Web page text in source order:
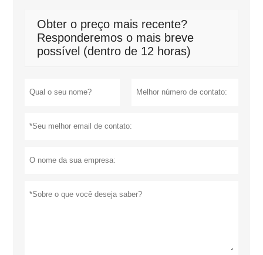
Obter o preço mais recente?
Responderemos o mais breve
possível (dentro de 12 horas)